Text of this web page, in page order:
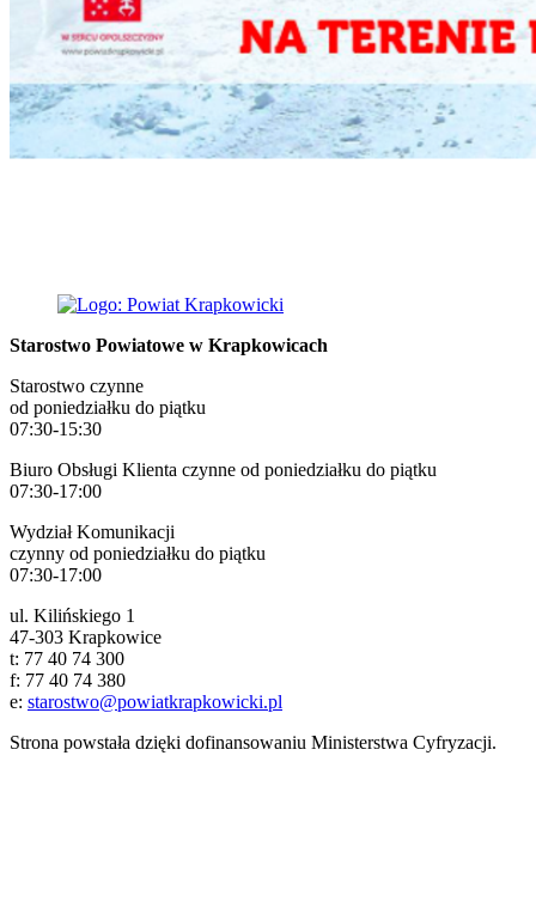
Starostwo Powiatowe w Krapkowicach
Starostwo czynne
od poniedziałku do piątku
07:30-15:30
Biuro Obsługi Klienta czynne od poniedziałku do piątku
07:30-17:00
Wydział Komunikacji
czynny od poniedziałku do piątku
07:30-17:00
ul. Kilińskiego 1
47-303 Krapkowice
t: 77 40 74 300
f: 77 40 74 380
e: starostwo@powiatkrapkowicki.pl
Strona powstała dzięki dofinansowaniu Ministerstwa Cyfryzacji.